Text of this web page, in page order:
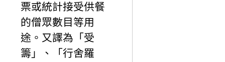
票或統計接受供餐
的僧眾數目等用
途。又譯為「受
籌」、「行舍羅